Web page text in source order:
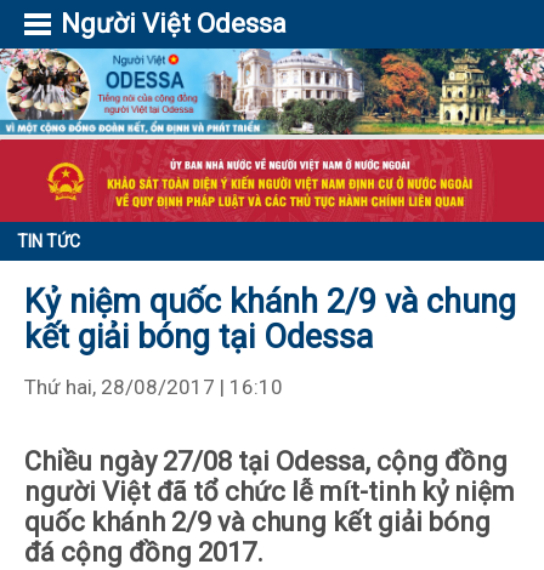
Người Việt Odessa
TIN TỨC
Kỷ niệm quốc khánh 2/9 và chung
kết giải bóng tại Odessa
Thứ hai, 28/08/2017 | 16:10
Chiều ngày 27/08 tại Odessa, cộng đồng
người Việt đã tổ chức lễ mít-tinh kỷ niệm
quốc khánh 2/9 và chung kết giải bóng
đá cộng đồng 2017.